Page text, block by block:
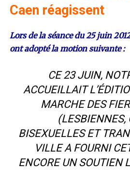
Caen réagissent
Lors de la séance du 25 juin
ont adopté la motion suivante :
CE 23 JUIN,
ACCUEILLAIT
MARCHE DES
(LESBIENNES,
BISEXUELLES ET
VILLE A FOURNI
ENCORE UN SOUTIEN